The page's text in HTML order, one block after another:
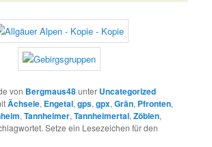
von Bergmaus48unter Uncategorized
Ächsele, Engetal,gps,gpx,Grän, Pfronten,
,Tannheimer,Tannheimertal,Zöblen,
Setze ein Lesezeichen für den